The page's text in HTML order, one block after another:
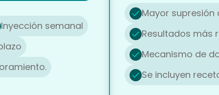
Inyección semanal
Mayor supresión
Resultados más
Mecanismo de
Se incluyen